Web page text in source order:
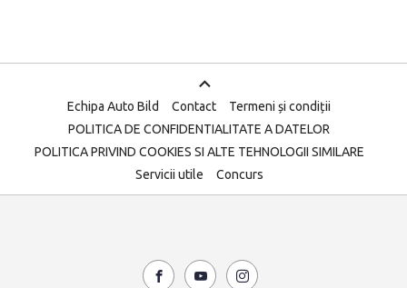
Echipa Auto Bild Contact
Termeni și condiții
POLITICA DE CONFIDENTIALITATE A DATELOR
POLITICA PRIVIND COOKIES SI ALTE TEHNOLOGII SIMILARE
Servicii utile
Concurs